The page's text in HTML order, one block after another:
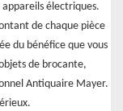
électriques.
de chaque pièce
du bénéfice que vous
de brocante,
Antiquaire Mayer.